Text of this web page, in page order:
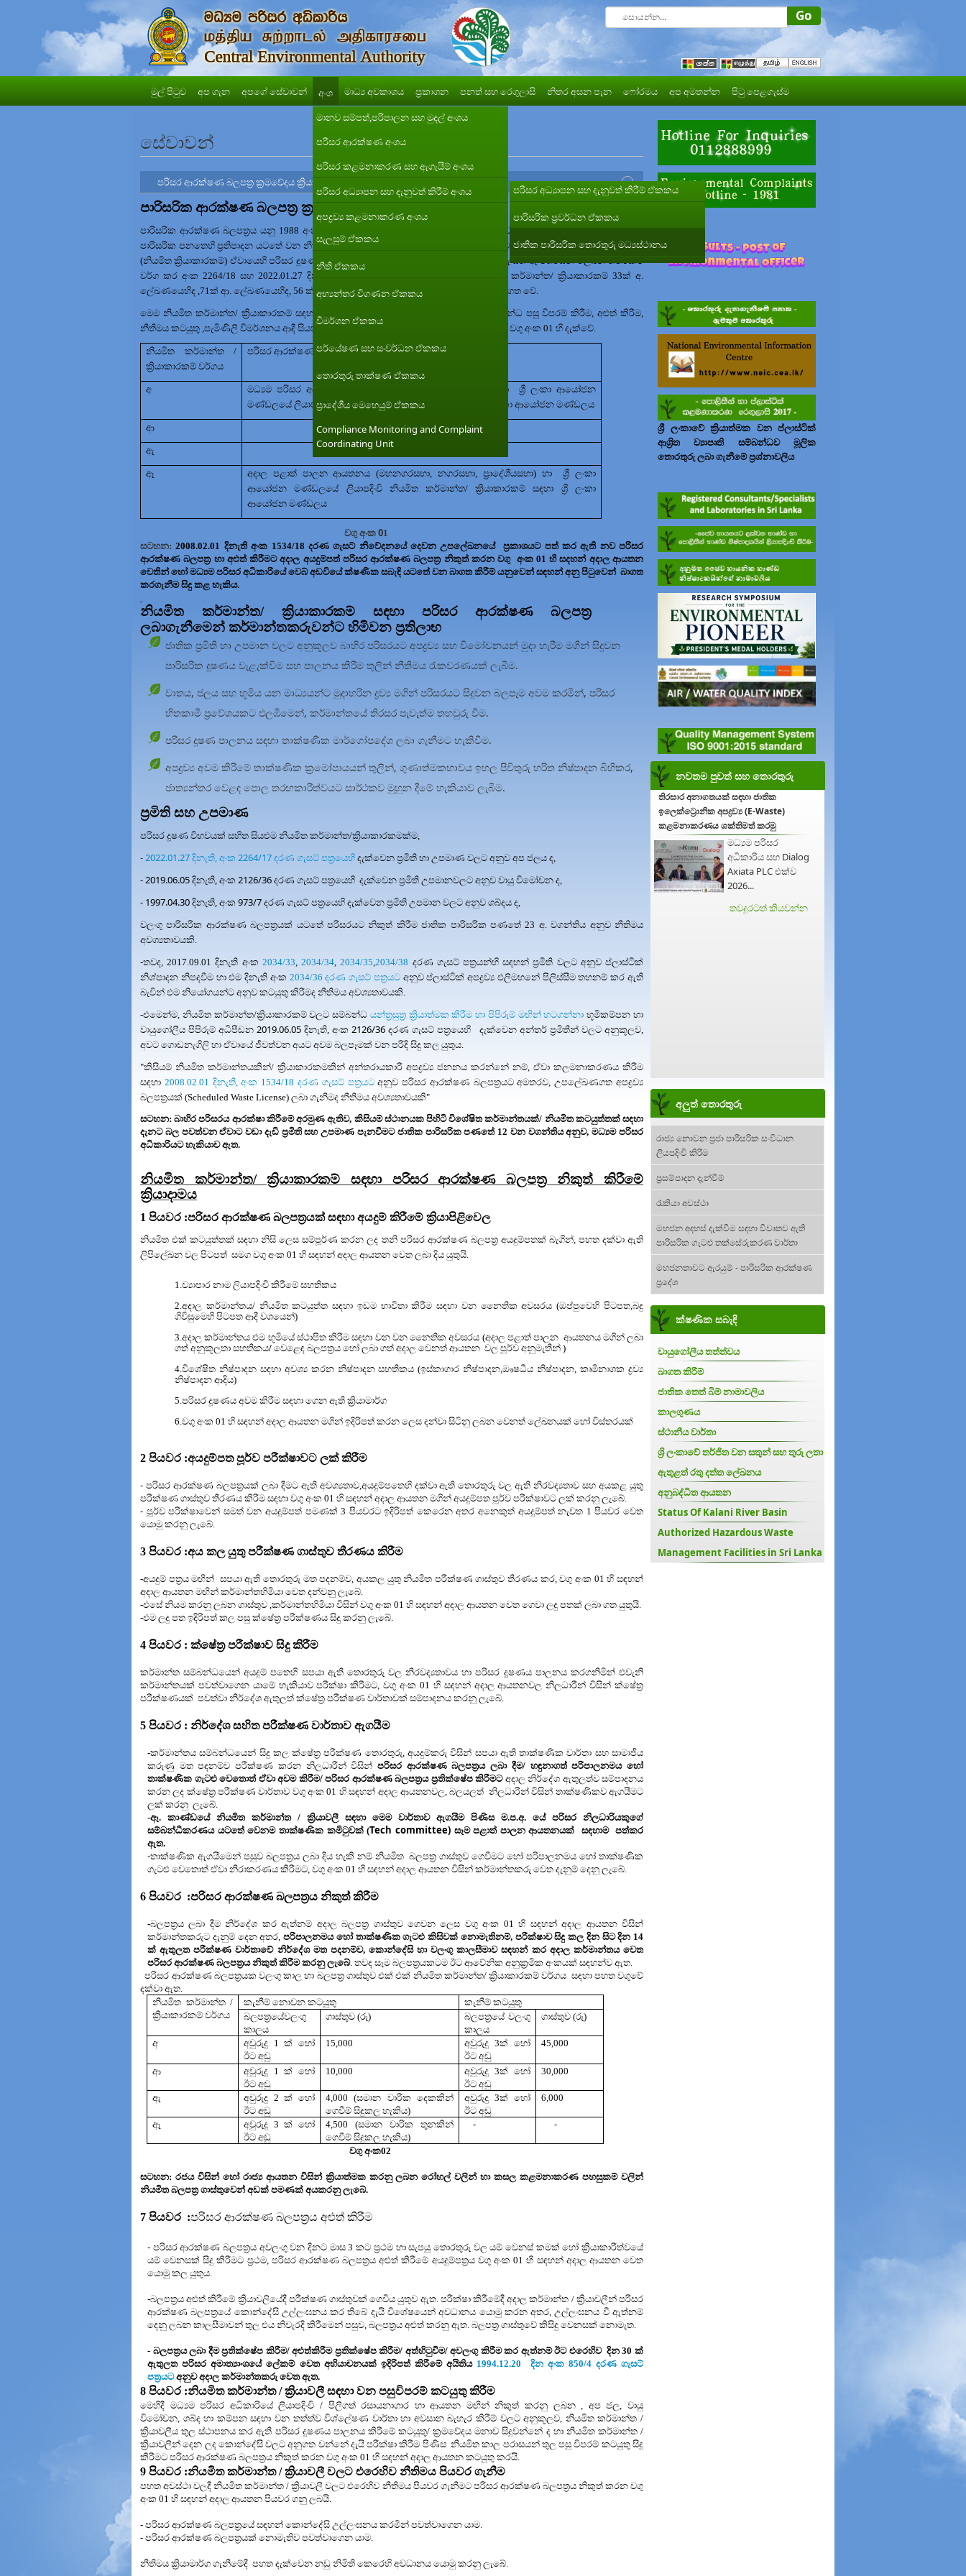
මුල් පිටුව අප ගැන අපගේ සේවාවන්
අංශ
මානව සම්පත්,පරිපාලන සහ මුදල් අංශය
පරිසර ආරක්ෂණ අංශය
පරිසර කළමනාකරණ සහ ඇගැයීම් අංශය
පරිසර අධ්‍යාපන සහ දැනුවත් කිරීම් අංශය
පරිසර අධ්‍යාපන සහ දැනුවත් කිරීම් ඒකකය
පාරිසරික ප්‍රවර්ධන ඒකකය
ජාතික පාරිසරික තොරතුරු මධ්‍යස්ථානය
අපද්‍රව්‍ය කළමනාකරණ අංශය
සැලසුම් ඒකකය
නීති ඒකකය
අභ්‍යන්තර විගණන ඒකකය
විමර්ශන ඒකකය
පර්යේෂණ සහ සංවර්ධන ඒකකය
තොරතුරු තාක්ෂණ ඒකකය
ප්‍රාදේශීය මෙහෙයුම් ඒකකය
Compliance Monitoring and Complaint
Coordinating Unit
මාධ්‍ය අවකාශය ප්‍රකාශන පනත් සහ රෙගුලාසි නිතර අසන පැන ෆෝරමය අප අමතන්න පිටු පෙළගැස්ම
සේවාවන්
පරිසර ආරක්ෂණ බලපත්‍ර ක්‍රමවේදය ක්‍රියාත්මක කිරීම
පාරිසරික ආරක්ෂණ බලපත්‍ර ක්‍රමවේදය ක්‍රියාත්මක කිරීම
පාරිසරික ආරක්ෂණ බලපත්‍රය යනු 1988 අංක යන පනත් වලින් සංශෝධනය වූ1980අංක47දරන ජාතික
පාරිසරික පනතෙහිප්‍රතිපාදන යටතේ වන නීතිමය මෙවලමකි. පරිසර ආරක්ෂණ බලපත්‍රයක් ලබා ගත යුතු කර්මාන්ත/ ක්‍රියාකාරකම්
(නියමිත ක්‍රියාකාරකම්) ඒවායෙහි පරිසර දූෂණ විභවයේ ප්‍රමාණය අඩු වන පරාසය අනුව අ, ආ ,ඇ සහ ඈ වශයෙන් ලේඛනහතරකට
වර්ග කර අංක 2264/18 සහ 2022.01.27 දිනැති ගැසට් පත්‍රය මගින් ප්‍රකාශයට පත් කර ඇත. කර්මාන්ත/ ක්‍රියාකාරකම්33ක් අ.
ලේඛණයෙහිද ,71ක් ආ. ලේඛණයෙහිද, 56 ක් ඇ. ලේඛනයෙහිද, 39 ක් ඈ. ලේඛණයෙහිද අන්තර්ගත වේ.
මෙම නියමිත කර්මාන්ත/ ක්‍රියාකාරකම් සඳහා පරිසර ආරක්ෂණ බලපත්‍ර නිකුත් කිරීම, ඒ සම්බන්ධ පසු විපරම් කිරීම,අළුත් කිරීම,
නීතිමය කටයුතු ,පැමිණිලි විමර්ශනය ආදී සියළු කටයුතු සිදු කරන අදාල ආයතන පිලිබඳ තොරතුරු වගු අංක 01 හි දැක්වේ.
නියමිත කර්මාන්ත /
ක්‍රියාකාරකම් වර්ගය
පරිසර ආරක්ෂණ බලපත්‍ර නිකුත් කරන අදාල ආයතන
අ මධ්‍යම පරිසර අධිකාරියෙහි අදාල හා
ශ්‍රී ලංකා ආයෝජන
මණ්ඩලයේ ලියාපදිංචි නියමිත කර්මාන්ත/ ක්‍රියාකාරකම් සඳහා ශ්‍රී ලංකා ආයෝජන මණ්ඩලය
ආ - එම -
ඇ -
ඈ අදාල පළාත් පාලන ආයතනය (මහනගරසභා,නගරසභා, ප්‍රාදේශීයසභා) හා
ශ්‍රී ලංකා
ආයෝජන මණ්ඩලයේ ලියාපදිංචි නියමිත කර්මාන්ත/ ක්‍රියාකාරකම් සඳහා ශ්‍රී ලංකා
ආයෝජන මණ්ඩලය
වගු අංක 01
සටහන:2008.02.01 දිනැති අංක 1534/18 දරණ ගැසට් නිවේදනයේ දෙවන උපලේඛනයේ
ප්‍රකාශයට පත් කර ඇති නව පරිසර
ආරක්ෂණ බලපත්‍ර හා අළුත් කිරීමට අදාල අයදුම්පත් පරිසරආරක්ෂණ බලපත්‍ර නිකුත් කරන වගු අංක 01 හි සදහන් අදාල ආයතන
වෙතින් හෝ මධ්‍යම පරිසර අධිකාරියේ වෙබ් අඩවියේ ක්ෂණික සබැඳි යටතේ වන බාගත කිරීම් යනුවෙන් සඳහන් අනු පිටුවෙන් බාගත
කරගැනීම සිදු කළ හැකිය.
නියමිත කර්මාන්ත/ ක්‍රියාකාරකම් සඳහාපරිසර ආරක්ෂණ බලපත්‍ර
ලබාගැනීමෙන් කර්මාන්තකරුවන්ට හිමිවන ප්‍රතිලාභ
ජාතික ප්‍රමිති හා උපමාන වලට අනුකූලව බාහිර පරිසරයට අපද්‍රව්‍ය සහ විමෝචනයන් මුදා හැරීම මගින් සිදුවන
පාරිසරික දූෂණය වැළැක්විම සහ පාලනය කිරීම තුලින් නීතිමය රැකවරණයක් ලැබීම.
වාතය, ජලය සහ භූමිය යන මාධ්‍යයන්ට මුදාහරින ද්‍රව්‍ය මගින් පරිසරයට සිදුවන බලපෑම අවම කරමින්, පරිසර
හිතකාමී ප්‍රවේශයකට එලඹීමෙන්, කර්මාන්තයේ තිරසර පැවැත්ම තහවුරු වීම.
පරිසර දූෂණ පාලනය සඳහා තාක්ෂණික මාර්ගෝපදේශ ලබා ගැනීමට හැකිවීම.
අපද්‍රව්‍ය අවම කිරීමේ තාක්ෂණික ක්‍රමෝපායයන් තුලින්, ගුණාත්මකභාවය ඉහල පිවිතුරු හරිත නිෂ්පාදන බිහිකර,
ජාත්‍යන්තර වෙළඳ පොල තරඟකාරීත්වයට සාර්ථකව මුහුන දීමේ හැකියාව ලැබීම.
ප්‍රමිති සහ උපමාණ
පරිසර දූෂණ විභවයක් සහිත සියළුම නියමිත කර්මාන්ත/ක්‍රියාකාරකමක්ම,
-2022.01.27 දිනැති, අංක 2264/17 දරණ ගැසට් පත්‍රයෙහි දැක්වෙන ප්‍රමිති හා උපමාණ වලට අනුව අප ජලය ද,
-2019.06.05 දිනැති, අංක 2126/36 දරණ ගැසට් පත්‍රයෙහි දැක්වෙන ප්‍රමිති උපමානවලට අනුව වායු විමෝචන ද,
- 1997.04.30 දිනැති, අංක 973/7 දරණ ගැසට් පත්‍රයෙහි දැක්වෙන ප්‍රමිති උපමාන වලට අනුව ශබ්දය ද,
වලංගු පාරිසරික ආරක්ෂණ බලපත්‍රයක් යටතේ පරිසරයට නිකුත් කිරීම ජාතික පාරිසරික පණතේ 23 අ. වගන්තිය අනුව නීතිමය
අවශ්‍යතාවයකි.
-තවද, 2017.09.01 දිනැති අංක 2034/33,2034/34,2034/35,2034/38 දරණ ගැසට් පත්‍රයන්හි සඳහන් ප්‍රමිති වලට අනුව ප්ලාස්ටික්
නිශ්පාදන නිපදවීම හා එම දිනැති අංක 2034/36 දරණ ගැසට් පත්‍රයටඅනුව ප්ලාස්ටික් අපද්‍රව්‍ය එලිමහනේ පිලිස්සීම තහනම් කර ඇති
බැවින් එම නියෝගයන්ට අනුව කටයුතු කිරීමද නීතිමය අවශ්‍යතාවයකි.
-එමෙන්ම, නියමිත කර්මාන්ත/ක්‍රියාකාරකම් වලට සම්බන්ධ යන්ත්‍රසුත්‍ර ක්‍රියාත්මක කිරීම හා පිපිරුම් මඟින් හටගන්නා භූමිකම්පන හා
වායුගෝලීය පිපිරුම් අධිපීඩන 2019.06.05 දිනැති, අංක 2126/36 දරණ ගැසට් පත්‍රයෙහි
දැක්වෙන අන්තර් ප්‍රමිතීන් වලට අනුකූලව,
අවට ගොඩනැගිලි හා ඒවායේ ජීවත්වන අයට අවම බලපෑමක් වන පරිදි සිදු කල යුතුය.
"කිසියම් නියමිත කර්මාන්තයකින්/ ක්‍රියාකාරකමකින් අන්තරායකාරී අපද්‍රව්‍ය ජනනය කරන්නේ නම්, ඒවා කලමනාකරණය කිරීම
සඳහා 2008.02.01 දිනැති, අංක 1534/18 දරණ ගැසට්‍ පත්‍රයටඅනුව පරිසර ආරක්ෂණ බලපත්‍රයට අමතරව, උපලේඛණගත අපද්‍රව්‍ය
බලපත්‍රයක් (Scheduled Waste License) ලබා ගැනීමද නීතිමය අවශ්‍යතාවයකි"
සටහන: බාහිර පරිසරය ආරක්ෂා කිරීමේ අරමුණ ඇතිව, කිසියම් ස්ථානයක පිහිටි විශේෂිත කර්මාන්තයක්/ නියමිත කටයුත්තක් සඳහා
දැනට බල පවත්වන ඒවාට වඩා දැඩි ප්‍රමිති සහ උපමාණ පැනවීමට ජාතික පාරිසරිකපණතේ 12 වන වගන්තිය අනුව, මධ්‍යම පරිසර
අධිකාරියට හැකියාව ඇත.
නියමිත කර්මාන්ත/ ක්‍රියාකාරකම් සඳහා පරිසර ආරක්ෂණ බලපත්‍ර නිකුත් කිරීමේ
ක්‍රියාදාමය
1 පියවර :පරිසර ආරක්ෂණ බලපත්‍රයක් සඳහා අයදුම් කිරීමේ ක්‍රියාපිළිවෙල
නියමිත එක් කටයුත්තක් සඳහා නිසි ලෙස සම්පූර්ණ කරන ලද තනි පරිසර ආරක්ෂණ බලපත්‍ර අයදුම්පතක් බැගින්, පහත දක්වා ඇති
ලිපිලේඛන වල පිටපත් සමග වගු අංක 01 හි සඳහන් අදාල ආයතන වෙත ලබා දිය යුතුයි.
1.ව්‍යාපාර නාම ලියාපදිංචි කිරීමේ සහතිකය
2.අදාල කර්මාන්තය/ නියමිත කටයුත්ත සඳහා ඉඩම භාවිතා කිරීම සඳහා වන නෛතික අවසරය (ඔප්පුවෙහි පිටපත,බදු
ගිවිසුමෙහි පිටපත ආදී වශයෙන්)
3.අදාල කර්මාන්තය එම භූමියේ ස්ථාපිත කිරීම සඳහා වන වන නෛතික අවසරය (අදාල පළාත් පාලන ආයතනය මගින් ලබා
ගත් අනුකූලතා සහතිකය/ වෙළෙඳ බලපත්‍රය හෝ ලබා ගත් අදාල වෙනත් ආයතන වල පූර්ව අනුමැතීන් )
4.විශේෂිත නිෂ්පාදන සඳහා අවශ්‍ය කරන නිෂ්පාදන සහතිකය (ඉස්කාගාර නිෂ්පාදන,ඖෂධීය නිෂ්පාදන, කෘමිනාශක ද්‍රව්‍ය
නිෂ්පාදන ආදිය)
5.පරිසර දූෂණය අවම කිරීම සඳහා ගෙන ඇති ක්‍රියාමාර්ග
6.වගු අංක 01 හි සඳහන් අදාල ආයතන මගින් ඉදිරිපත් කරන ලෙස දන්වා සිටිනු ලබන වෙනත් ලේඛනයක් හෝ විස්තරයක්
2 පියවර :අයදුම්පත පූර්ව පරීක්ෂාවට ලක් කිරීම
- පරිසර ආරක්ෂණ බලපත්‍රයක් ලබා දීමට ඇති අවශ්‍යතාව,අයදුම්පතෙහි දක්වා ඇති තොරතුරු වල ඇති නිරවද්‍යතාව සහ අයකළ යුතු
පරීක්ෂණ ගාස්තුව තීරණය කිරීම සඳහා වගු අංක 01 හි සඳහන් අදාල ආයතන මගින් අයදුම්පත පූර්ව පරීක්ෂාවට ලක් කරනු ලැබේ.
- පූර්ව පරීක්ෂාවෙන් සමත් වන අයදුම්පත් පමණක්3 පියවරට ඉදිරිපත් කෙරෙන අතර අනෙකුත් අයදුම්පත් නැවත 1පියවර වෙත
යොමු කරනු ලැබේ.
3 පියවර :අය කල යුතු පරීක්ෂණ ගාස්තුව තීරණය කිරීම
-අයදුම් පත්‍රය මඟින් සපයා ඇති තොරතුරු මත පදනම්ව, අයකල යුතු නියමිත පරීක්ෂණ ගාස්තුව තීරණය කර,වගු අංක 01 හි සඳහන්
අදාල ආයතන මඟින් කර්මාන්තහිමියා වෙත දන්වනු ලැබේ.
-එසේ නියම කරනු ලබන ගාස්තුව ,කර්මාන්තහිමියා විසින් වගු අංක 01 හි සඳහන් අදාල ආයතන වෙත ගෙවා ලදු පතක් ලබා ගත යුතුයි.
-එම ලදු පත ඉදිරිපත් කල පසු ක්ෂේත්‍ර පරීක්ෂණය සිදු කරනු ලැබේ.
4 පියවර : ක්ෂේත්‍ර පරීක්ෂාව සිදු කිරීම
කර්මාන්ත සම්බන්ධයෙන් අයදුම් පතෙහි සපයා ඇති තොරතුරු වල නිරවද්‍යතාවය හා පරිසර දූෂණය පාලනය කරගනිමින් එවැනි
කර්මාන්තයක් පවත්වාගෙන යාමේ හැකියාව පරීක්ෂා කිරීමට,වගු අංක 01 හි සඳහන් අදාල ආයතනවලනිලධාරීන් විසින් ක්ෂේත්‍ර
පරීක්ෂණයක් පවත්වා නිර්දේශ ඇතුලත් ක්ෂේත්‍ර පරීක්ෂණ වාර්තාවක් සම්පාදනය කරනු ලැබේ.
5 පියවර : නිර්දේශ සහිත පරීක්ෂණ වාර්තාව ඇගයීම
-කර්මාන්තය සම්බන්ධයෙන් සිදු කල ක්ෂේත්‍ර පරීක්ෂණ තොරතුරු, අයදුම්කරු විසින් සපයා ඇති තාක්ෂණික වාර්තා සහ සාමාජීය
කරුණු මත පදනම්ව පරීක්ෂණ කරන නිලධාරීන් විසින් පරිසර ආරක්ෂණ බලපත්‍රය ලබා දීම/ හඳුනාගත් පරිපාලනමය හෝ
තාක්ෂණික ගැටළු වෙතොත් ඒවා අවම කිරීම/ පරිසර ආරක්ෂණ බලපත්‍රය ප්‍රතික්ෂේප කිරීමට අදාල නිර්දේශ ඇතුලත්ව සම්පාදනය
කරන ලද ක්ෂේත්‍ර පරීක්ෂණ වාර්තාව වගු අංක 01 හි සඳහන් අදාල ආයතනවල,බලයලත් නිලධාරීන් විසින් තාක්ෂණිකව ඇගයීමට
ලක් කරනු ලැබේ.
-ඈ. කාණ්ඩයේ නියමිත කර්මාන්ත / ක්‍රියාවලී සඳහා මෙම වාර්තාව ඇගයීම පිණිස ම.ප.අ. යේ පරිසර නිලධාරියකුගේ
සම්බන්ධීකරණය යටතේ වෙනම තාක්ෂණික කමිටුවක් (Tech committee) සෑම පළාත් පාලන ආයතනයක් සඳහාම
පත්කර
ඇත.
-තාක්ෂණික ඇගයීමෙන් පසුව බලපත්‍රය ලබා දිය හැකි නම් නියමිත බලපත්‍ර ගාස්තුව ගෙවීමට හෝ පරිපාලනමය හෝ තාක්ෂණික
ගැටළු වෙතොත් ඒවා නිරාකරණය කිරීමට, වගු අංක 01 හි සඳහන් අදාල ආයතන විසින් කර්මාන්තකරු වෙත දැනුම් දෙනු ලැබේ.
6 පියවර :පරිසර ආරක්ෂණ බලපත්‍රය නිකුත් කිරීම
-බලපත්‍රය ලබා දීම නිර්දේශ කර ඇත්නම් අදාල බලපත්‍ර ගාස්තුව ගෙවන ලෙස වගු අංක 01 හි සඳහන් අදාල ආයතන විසින්
කර්මාන්තකරුට දැනුම් දෙන අතර, පරිපාලනමය හෝ තාක්ෂණික ගැටළු කිසිවක් නොමැතිනම්, පරීක්ෂාව සිදු කල දින සිට දින 14
ක් ඇතුලත පරීක්ෂණ වාර්තාවේ නිර්දේශ මත පදනම්ව, කොන්දේසි හා වලංගු කාලසීමාවසඳහන් කර අදාල කර්මාන්තය වෙත
පරිසර ආරක්ෂණ බලපත්‍රය නිකුත් කිරීම කරනු ලැබේ. තවද සෑම බලපත්‍රයකටම ඊට ආවේනික අනුක්‍රමික අංකයක් සඳහන්ව ඇත.
පරිසර ආරක්ෂණ බලපත්‍රයක වලංගු කාල හා බලපත්‍ර ගාස්තුව එක් එක් නියමිත කර්මාන්ත/ ක්‍රියාකාරකම් වර්ගය සඳහා පහත වගුවේ
දක්වා ඇත.
නියමිත කර්මාන්ත /
ක්‍රියාකාරකම් වර්ගය
කැනීම් නොවන කටයුතු
කැනීම් කටයුතු
බලපත්‍රයේවලංගු
කාලය
ගාස්තුව (රු)
බලපත්‍රයේ වලංගු
කාලය
ගාස්තුව (රු)
අ
අවුරුදු 1 ක් හෝ
ඊට අඩු
15,000
අවුරුදු 3ක් හෝ
ඊට අඩු
45,000
ආ
අවුරුදු 1 ක් හෝ
ඊට අඩු
10,000
අවුරුදු 3ක් හෝ
ඊට අඩු
30,000
ඇ
අවුරුදු 2 ක් හෝ
ඊට අඩු
4,000 (සමාන වාරික දෙකකින්
ගෙවීම් සිදුකල හැකිය)
අවුරුදු 3ක් හෝ
ඊට අඩු
6,000
ඈ
අවුරුදු 3 ක් හෝ
ඊට අඩු
4,500 (සමාන වාරික තුනකින්
ගෙවීම් සිදුකල හැකිය)
- -
වගු අංක02
සටහන: රජය විසින් හෝ රාජ්‍ය ආයතන විසින් ක්‍රියාත්මක කරනු ලබන රෝහල් වලින් හා කසල කළමනාකරණපහසුකම් වලින්
නියමිත බලපත්‍ර ගාස්තුවෙන් අඩක් පමණක් අයකරනු ලැබේ.
7පියවර :පරිසර ආරක්ෂණ බලපත්‍රය අළුත් කිරීම
- පරිසර ආරක්ෂණ බලපත්‍රය අවලංගු වන දිනට මාස 3 කට ප්‍රථම හා සැපයූ තොරතුරු වල යම් වෙනස් කමක් හෝ ක්‍රියාකාරීත්වයේ
යම් වෙනසක් සිදු කිරීමට ප්‍රථම, පරිසර ආරක්ෂණ බලපත්‍රය අළුත් කිරීමේ අයදුම්පත්‍රය වගු අංක 01 හි සඳහන් අදාල ආයතනවෙත
යොමු කල යුතුය.
-බලපත්‍රය අළුත් කිරීමේ ක්‍රියාවලියේදී පරීක්ෂණ ගාස්තුවක් ගෙවිය යුතුව ඇත. පරීක්ෂා කිරීමේදී අදාල කර්මාන්ත / ක්‍රියාවලීන් පරිසර
ආරක්ෂණ බලපත්‍රයේ කොන්දේසි උල්ලංඝනය කර තිබේ දැයි විශේෂයෙන් අවධානය යොමු කරන අතර, උල්ලංඝනය වී ඇත්නම්
දෙනු ලබන කාලසීමාවන් තුල එය නිවැරදි කිරීමෙන් පසුව, බලපත්‍රය අළුත් කරනු ඇත. බලපත්‍ර ගාස්තුවේ කිසිදු වෙනසක් නොමැත.
- බලපත්‍රය ලබා දීම ප්‍රතික්ෂේප කිරීම/ අළුත්කිරීම ප්‍රතික්ෂේප කිරීම/ අත්හිටුවීම/ අවලංගු කිරීම කර ඇත්නම් ඊට එරෙහිව දින 30 ක්
ඇතුලත පරිසර අමාත්‍යාංශයේ ලේකම් වෙත අභියාචනයක් ඉදිරිපත් කිරීමේ අයිතිය 1994.12.20 දින අංක 850/4 දරණ ගැසට්
පත්‍රයටඅනුව අදාල කර්මාන්තකරු වෙත ඇත.
8 පියවර :නියමිත කර්මාන්ත / ක්‍රියාවලී සඳහා වන පසුවිපරම් කටයුතු කිරීම
මෙහිදී මධ්‍යම පරිසර අධිකාරියේ ලියාපදිංචි / පිලිගත් රසායනාගාර හා ආයතන මඟින් නිකුත් කරනු ලබන , අප ජල, වායු
විමෝචන, ශබ්ද හා කම්පන සඳහා වන තත්ත්ව විශ්ලේෂණ වාර්තා හා අවසාන බැහැර කිරීම් වලට අනුකූලව, නියමිත කර්මාන්ත /
ක්‍රියාවලීය තුල ස්ථාපනය කර ඇති පරිසර දූෂණය පාලනය කිරීමේ කටයුතු/ ක්‍රමවේදය මනාව සිදුවන්නේ ද හා නියමිත කර්මාන්ත /
ක්‍රියාවලීන් දෙන ලද කොන්දේසි වලට අනුගත වන්නේ දැයි පරීක්ෂා කිරීම පිණිස නියමිත කාල පරාසයන් තුල පසු විපරම් කටයුතු සිදු
කිරීමට පරිසර ආරක්ෂණ බලපත්‍රය නිකුත් කරන වගු අංක 01 හි සඳහන් අදාල ආයතන කටයුතු කරයි.
9 පියවර :නියමිත කර්මාන්ත / ක්‍රියාවලී වලට එරෙහිව නීතිමය පියවර ගැනීම
පහත අවස්ථා වලදී නියමිත කර්මාන්ත / ක්‍රියාවලී වලට එරෙහිව නීතිමය පියවර ගැනීමට පරිසර ආරක්ෂණ බලපත්‍රය නිකුත් කරන වගු
අංක 01 හි සඳහන් අදාල ආයතන පියවර ගනු ලබයි.
- පරිසර ආරක්ෂණ බලපත්‍රයේ සඳහන් කොන්දේසි උල්ලංඝනය කරමින් පවත්වාගෙන යාම.
- පරිසර ආරක්ෂණ බලපත්‍රයක් නොමැතිව පවත්වාගෙන යාම.
නීතිමය ක්‍රියාමාර්ග ගැනීමේදී පහත දැක්වෙන නඩු නිමිති කෙරෙහි අවධානය යොමු කරනු ලැබේ.
ශ්‍රී ලංකාවේ ක්‍රියාත්මක වන ප්ලාස්ටික්
ආශ්‍රිත ව්‍යාපෘති සම්බන්ධව මූලික
තොරතුරු ලබා ගැනීමේ ප්‍රශ්නාවලිය
නවතම පුවත් සහ තොරතුරු
තිරසාර අනාගතයක් සඳහා ජාතික
ඉලෙක්ට්‍රොනික අපද්‍රව්‍ය (E-Waste)
කළමනාකරණය ශක්තිමත් කරමු
මධ්‍යම පරිසර
අධිකාරිය සහ Dialog
Axiata PLC එක්ව
2026...
තවදුරටත් කියවන්න
අලුත් තොරතුරු
රාජ්‍ය නොවන ප්‍රජා පාරිසරික සංවිධාන
ලියපදිංචි කිරීම
ප්‍රසම්පාදන දැන්වීම්
රැකියා අවස්ථා
මහජන අදහස් දැක්වීම සඳහා විවෘතව ඇති
පාරිසරික ගැටළු තක්සේරුකරණ වාර්තා
මහජනතාවට ඇරයුම් - පාරිසරික ආරක්ෂණ
ප්‍රදේශ
ක්ෂණික සබැඳි
වායුගෝලීය තත්ත්වය
බාගත කිරීම්
ජාතික තෙත් බිම් නාමාවලිය
කාලගුණය
ස්ථානීය වාර්තා
ශ්‍රි ලංකාවේ තර්ජිත වන සතුන් සහ තුරු ලතා
ඇතුළත් රතු දත්ත ලේඛනය
අනුබද්ධිත ආයතන
Status Of Kalani River Basin
Authorized Hazardous Waste
Management Facilities in Sri Lanka